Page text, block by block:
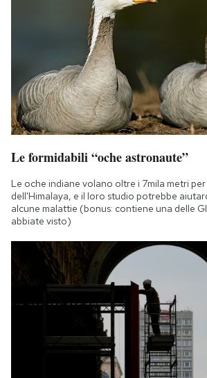
Le formidabili “oche astronaute”
Le oche indiane volano oltre i 7mila metri
dell'Himalaya, e il loro studio potrebbe
alcune malattie (bonus: contiene una delle
abbiate visto)